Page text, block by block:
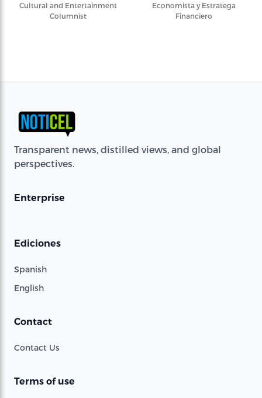
Cultural and Entertainment
Columnist
Economista y Estratega
Financiero
Transparent news, distilled views, and global
perspectives.
Enterprise
Ediciones
Spanish
English
Contact
Contact Us
Terms of use